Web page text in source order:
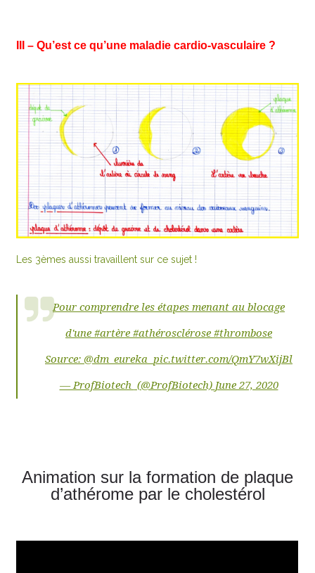
III – Qu’est ce qu’une maladie cardio-vasculaire ?
Les 3èmes aussi travaillent sur ce sujet !
Pour comprendre les étapes menant au blocage
d'une #artère #athérosclérose #thrombose
Source: @dm_eureka pic.twitter.com/QmY7wXijBl
— ProfBiotech (@ProfBiotech) June 27, 2020
Animation sur la formation de plaque
d’athérome par le cholestérol